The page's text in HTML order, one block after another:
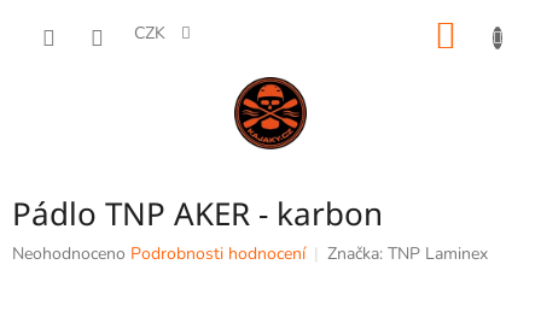
CZK
Pádlo TNP AKER - karbon
Průměrné
Neohodnoceno Podrobnosti hodnocení Značka: TNP Laminex